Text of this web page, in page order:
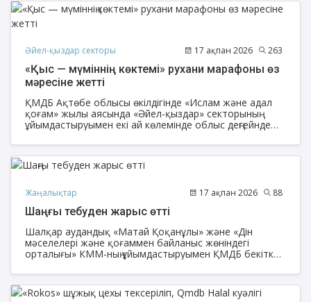
Әйел-қыздар секторы 17 ақпан 2026 263
«Қыс — мүміннің көктемі» рухани марафоны өз
мәресіне жетті
ҚМДБ Ақтөбе облысы өкілдігінде «Ислам және адал
қоғам» жылы аясында «Әйел-қыздар» секторының
ұйымдастыруымен екі ай көлемінде облыс деңгейнде
қортындыланды. Аталған жоба қыс мезгілін құлшылық
пен ізгі амалдарға арнап, жамағатты Рамазан айына
жан-жақты рухани даярлауды мақсат етті.
Жаңалықтар 17 ақпан 2026 88
Шаңғы тебуден жарыс өтті
Шалқар аудандық «Матай Қоқанұлы» және «Дін
мәселелері және қоғаммен байланыс жөніндегі
орталығы» КММ-ның ұйымдастыруымен ҚМДБ бекіткен
бірі — «Дәстүр және отбасы» бойынша шаңғы тебуден
жарыс өтті.